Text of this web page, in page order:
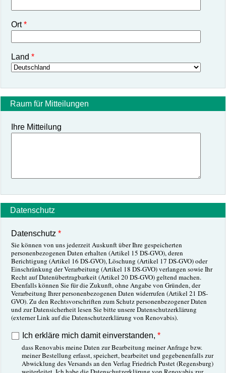
Ort
Land
Raum für Mitteilungen
Ihre Mitteilung
Datenschutz
Datenschutz
Sie können von uns jederzeit Auskunft über Ihre gespeicherten
personenbezogenen Daten erhalten (Artikel 15 DS-GVO), deren
Berichtigung (Artikel 16 DS-GVO), Löschung (Artikel 17 DS-GVO) oder
Einschränkung der Verarbeitung (Artikel 18 DS-GVO) verlangen sowie Ihr
Recht auf Datenübertragbarkeit (Artikel 20 DS-GVO) geltend machen.
Ebenfalls können Sie für die Zukunft, ohne Angabe von Gründen, der
Verarbeitung Ihrer personenbezogenen Daten widerrufen (Artikel 21 DS-
GVO). Zu den Rechtsvorschriften zum Schutz personenbezogener Daten
und zur Datensicherheit lesen Sie bitte unsere ­Datenschutzerklärung
(externer Link auf die Datenschutzerklärung von Renovabis).
Ich erkläre mich damit einverstanden,
dass Renovabis meine Daten zur Bearbeitung meiner Anfrage bzw.
meiner Bestellung erfasst, speichert, bearbeitet und gegebenenfalls zur
Abwicklung des Versands an den Verlag Friedrich Pustet (Regensburg)